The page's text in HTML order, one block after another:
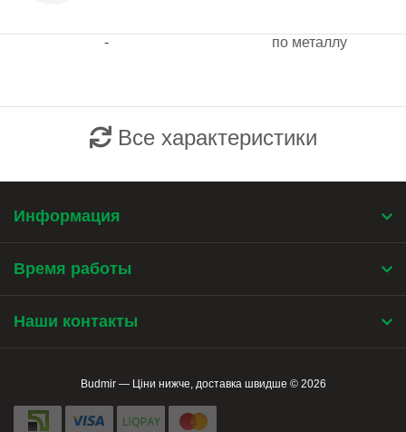
- по металлу
Все характеристики
Информация
Время работы
Наши контакты
Budmir — Ціни нижче, доставка швидше © 2026